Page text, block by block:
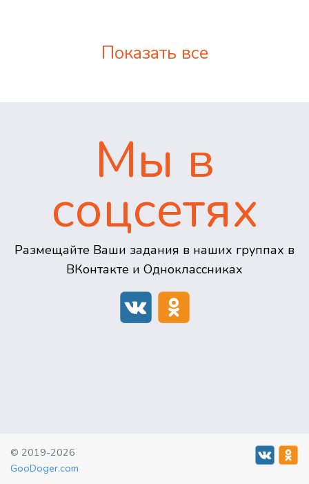
Показать все
Мы в
соцсетях
Размещайте Ваши задания в наших группах в
ВКонтакте и Одноклассниках
© 2019-2026
GooDoger.com